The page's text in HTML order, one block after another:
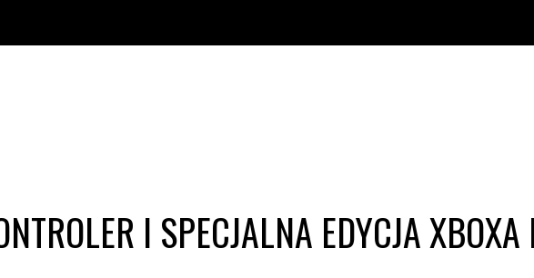
I SPECJALNA EDYCJA